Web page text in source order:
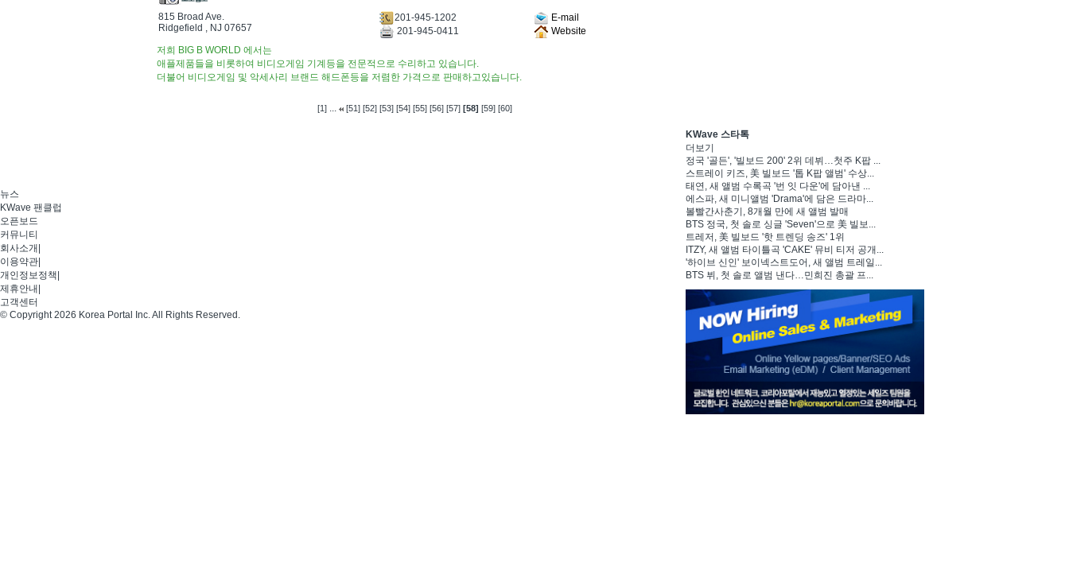
815 Broad Ave.
Ridgefield , NJ 07657
201-945-1202
E-mail
201-945-0411
Website
저희 BIG B WORLD 에서는
애플제품들을 비롯하여 비디오게임 기계등을 전문적으로 수리하고 있습니다.
더불어 비디오게임 및 악세사리 브랜드 해드폰등을 저렴한 가격으로 판매하고있습니다.
[1]... [51] [52] [53] [54] [55] [56] [57] [58] [59] [60]
KWave 스타톡
더보기
정국 '골든', '빌보드 200' 2위 데뷔…첫주 K팝 ...
스트레이 키즈, 美 빌보드 '톱 K팝 앨범' 수상...
태연, 새 앨범 수록곡 '번 잇 다운'에 담아낸 ...
에스파, 새 미니앨범 'Drama'에 담은 드라마...
볼빨간사춘기, 8개월 만에 새 앨범 발매
BTS 정국, 첫 솔로 싱글 'Seven'으로 美 빌보...
트레저, 美 빌보드 '핫 트렌딩 송즈' 1위
ITZY, 새 앨범 타이틀곡 'CAKE' 뮤비 티저 공개...
'하이브 신인' 보이넥스트도어, 새 앨범 트레일...
BTS 뷔, 첫 솔로 앨범 낸다…민희진 총괄 프...
뉴스
KWave 팬클럽
오픈보드
커뮤니티
회사소개
이용약관
개인정보정책
제휴안내
고객센터
© Copyright 2026 Korea Portal Inc. All Rights Reserved.